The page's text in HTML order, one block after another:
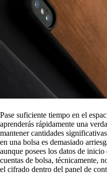
Pase suficiente tiempo en el
aprenderás rápidamente una
mantener cantidades
en una bolsa es demasiado
aunque posees los datos de inicio
cuentas de bolsa, técnicamente,
el cifrado dentro del panel de